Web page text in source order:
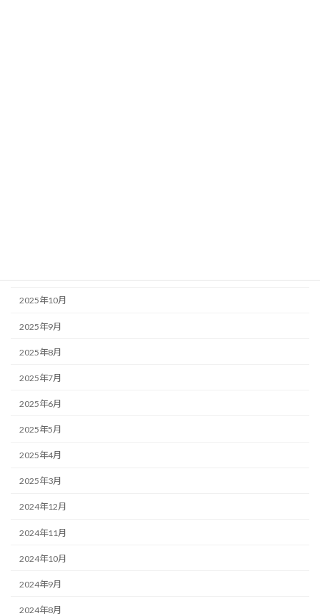
2025年10月
2025年9月
2025年8月
2025年7月
2025年6月
2025年5月
2025年4月
2025年3月
2024年12月
2024年11月
2024年10月
2024年9月
2024年8月